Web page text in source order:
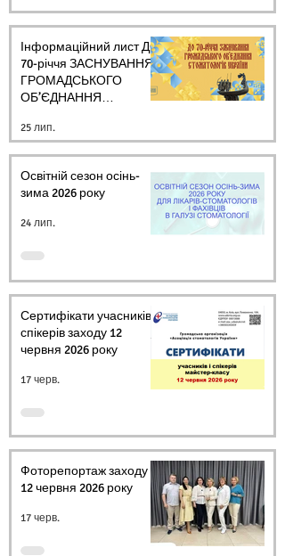
Інформаційний лист ДО
70-річчя ЗАСНУВАННЯ
ГРОМАДСЬКОГО
ОБ’ЄДНАННЯ
УКРАЇНИ
25 лип.
Освітній сезон осінь-
зима 2026 року
24 лип.
Сертифікати учасників і
спікерів заходу 12
червня 2026 року
17 черв.
Фоторепортаж заходу
12 червня 2026 року
17 черв.